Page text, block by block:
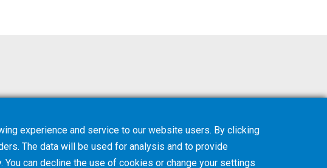
experience and service to our website users. By clicking
The data will be used for analysis and to provide
. You can decline the use of cookies or change your settings